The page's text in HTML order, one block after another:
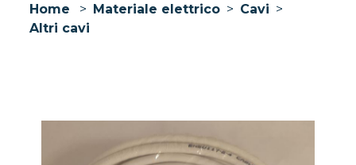
Home > Materiale elettrico > Cavi >
Altri cavi